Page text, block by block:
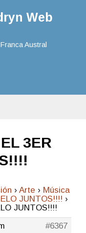
Web
Austral
3ER
› Arte › Música
JUNTOS!!!! ›
JUNTOS!!!!
#6367